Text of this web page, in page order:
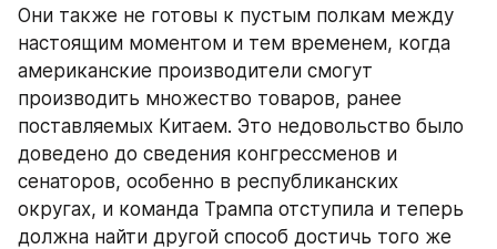
Они также не готовы к пустым полкам между
настоящим моментом и тем временем, когда
американские производители смогут
производить множество товаров, ранее
поставляемых Китаем. Это недовольство было
доведено до сведения конгрессменов и
сенаторов, особенно в республиканских
округах, и команда Трампа отступила и теперь
должна найти другой способ достичь того же